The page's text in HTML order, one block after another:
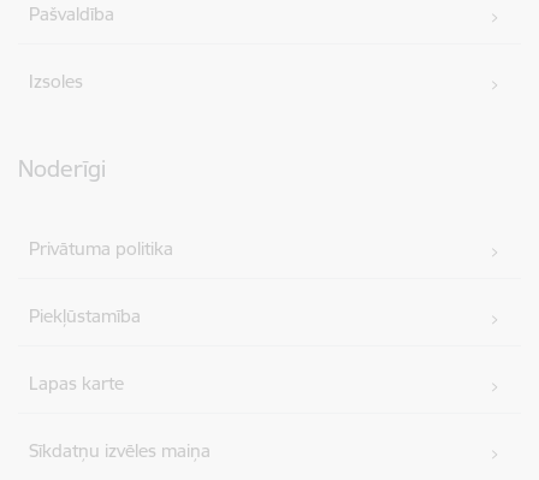
Pašvaldība
Izsoles
Noderīgi
Privātuma politika
Piekļūstamība
Lapas karte
Sīkdatņu izvēles maiņa